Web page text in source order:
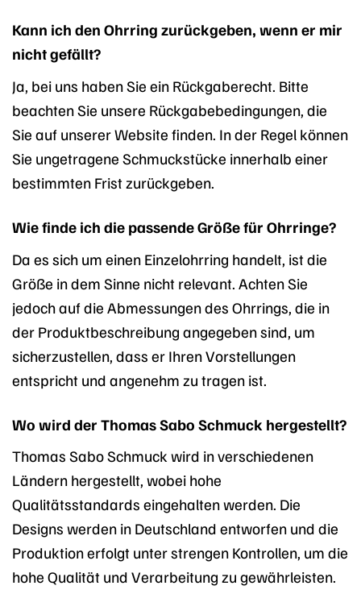
Kann ich den Ohrring zurückgeben, wenn er mir
nicht gefällt?
Ja, bei uns haben Sie ein Rückgaberecht. Bitte
beachten Sie unsere Rückgabebedingungen, die
Sie auf unserer Website finden. In der Regel können
Sie ungetragene Schmuckstücke innerhalb einer
bestimmten Frist zurückgeben.
Wie finde ich die passende Größe für Ohrringe?
Da es sich um einen Einzelohrring handelt, ist die
Größe in dem Sinne nicht relevant. Achten Sie
jedoch auf die Abmessungen des Ohrrings, die in
der Produktbeschreibung angegeben sind, um
sicherzustellen, dass er Ihren Vorstellungen
entspricht und angenehm zu tragen ist.
Wo wird der Thomas Sabo Schmuck hergestellt?
Thomas Sabo Schmuck wird in verschiedenen
Ländern hergestellt, wobei hohe
Qualitätsstandards eingehalten werden. Die
Designs werden in Deutschland entworfen und die
Produktion erfolgt unter strengen Kontrollen, um die
hohe Qualität und Verarbeitung zu gewährleisten.